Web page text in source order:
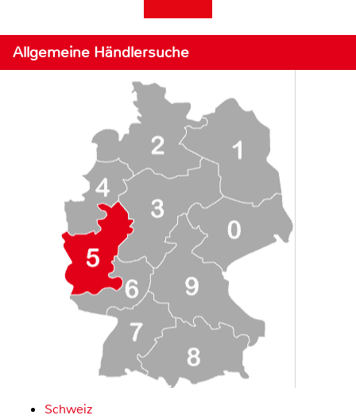
Allgemeine Händlersuche
Schweiz